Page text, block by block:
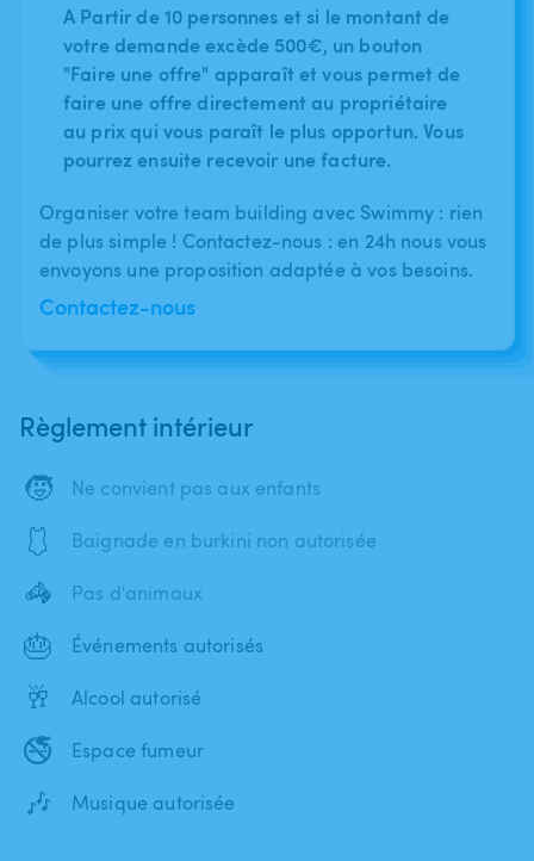
A Partir de 10 personnes et si le montant de
votre demande excède 500€, un bouton
"Faire une offre" apparaît et vous permet de
faire une offre directement au propriétaire
au prix qui vous paraît le plus opportun. Vous
pourrez ensuite recevoir une facture.
Organiser votre team building avec Swimmy : rien
de plus simple ! Contactez-nous : en 24h nous vous
envoyons une proposition adaptée à vos besoins.
Contactez-nous
Règlement intérieur
🧒 Ne convient pas aux enfants
🩱 Baignade en burkini non autorisée
🦓 Pas d'animaux
🎂 Événements autorisés
🥂 Alcool autorisé
🚭 Espace fumeur
🎶 Musique autorisée